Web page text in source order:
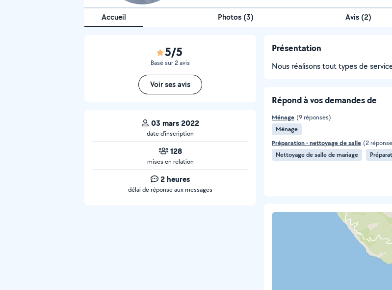
Accueil Photos (3) Avis (2)
5/5
Basé sur 2 avis
Voir ses avis
03 mars 2022
date d’inscription
128
mises en relation
2 heures
délai de réponse aux messages
Présentation
Nous réalisons tout types de
Répond à vos demandes de
Ménage (9 réponses)
Ménage
Préparation - nettoyage de salle (2
Nettoyage de salle de mariage